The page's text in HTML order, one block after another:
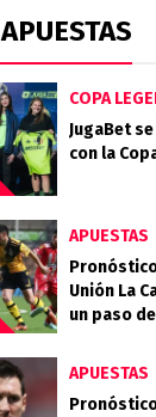
APUESTAS
COPA
JugaBet
con la
APUESTAS
Unión La
un paso
APUESTAS